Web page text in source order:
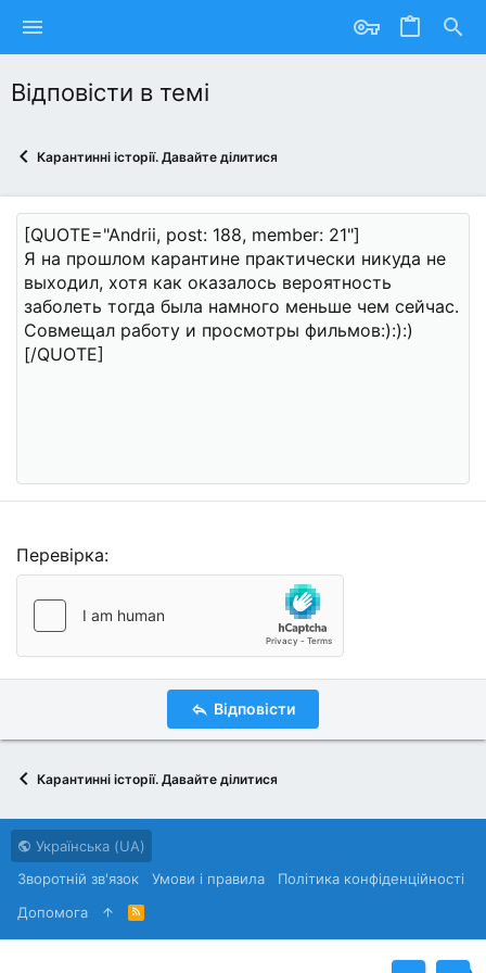
Відповісти в темі
Карантинні історії. Давайте ділитися
Перевірка
Відповісти
Карантинні історії. Давайте ділитися
Українська (UA)
Зворотній зв'язок
Умови і правила
Політика конфіденційності
Дoпoмoга
R
S
S